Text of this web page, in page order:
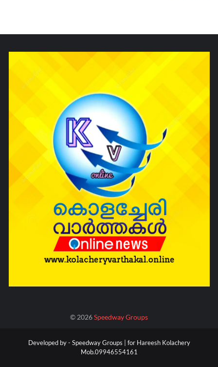
©2026Speedway Groups
Developed by - Speedway Groups | for Hareesh Kolachery
Mob.09946554161